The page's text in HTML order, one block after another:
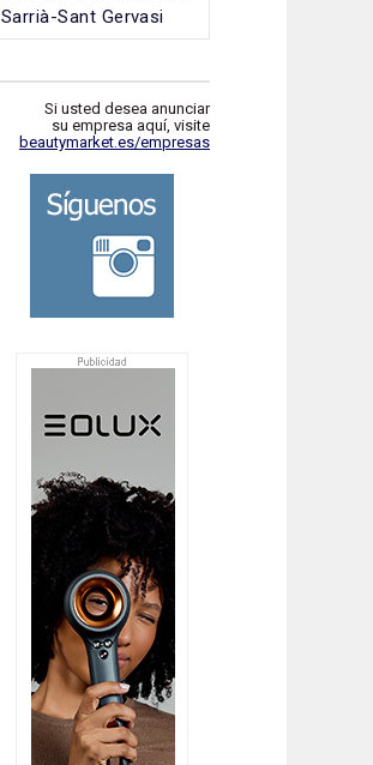
Sarrià-Sant Gervasi
Si usted desea anunciar
su empresa aquí, visite
beautymarket.es/empresas